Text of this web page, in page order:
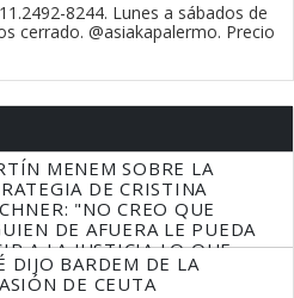
8244. Lunes a sábados de
cerrado. @asiakapalermo. Precio
MENEM SOBRE LA
DE CRISTINA
"NO CREO QUE
DE AFUERA LE PUEDA
A LA JUSTICIA LO QUE
QUE HACER"
DIJO BARDEM DE LA
DE CEUTA